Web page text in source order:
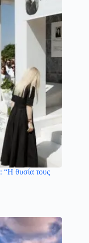
“Η θυσία τους